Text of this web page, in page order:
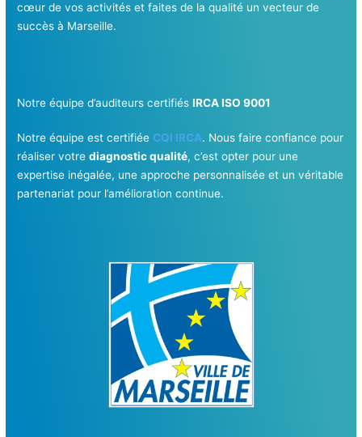
cœur de vos activités et faites de la qualité un vecteur de
succès à Marseille.
Notre équipe d’auditeurs certifiésIRCA ISO 9001
Notre équipe est certifiée CQI IRCA. Nous faire confiance pour
réaliser votrediagnostic qualité, c’est opter pour une
expertise inégalée, une approche personnalisée et un véritable
partenariat pour l’amélioration continue.